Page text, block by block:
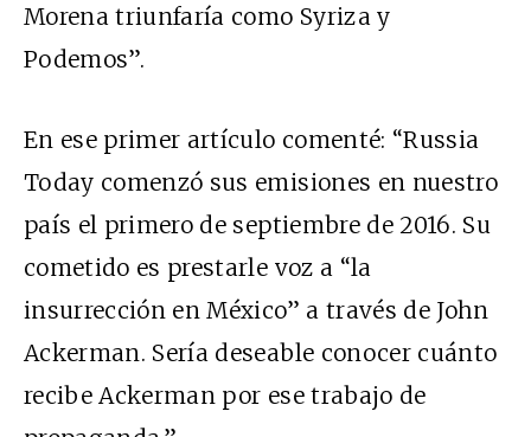
Morena triunfaría como Syriza y
Podemos”.
En ese primer artículo comenté: “Russia
Today comenzó sus emisiones en nuestro
país el primero de septiembre de 2016. Su
cometido es prestarle voz a “la
insurrección en México” a través de John
Ackerman. Sería deseable conocer cuánto
recibe Ackerman por ese trabajo de